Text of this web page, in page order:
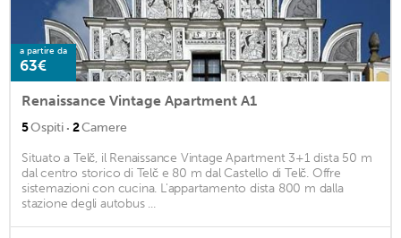
a partire da
63€
Renaissance Vintage Apartment A1
5Ospiti · 2Camere
Situato a Telč, il Renaissance Vintage Apartment 3+1 dista 50 m
dal centro storico di Telč e 80 m dal Castello di Telč. Offre
sistemazioni con cucina. L'appartamento dista 800 m dalla
stazione degli autobus ...